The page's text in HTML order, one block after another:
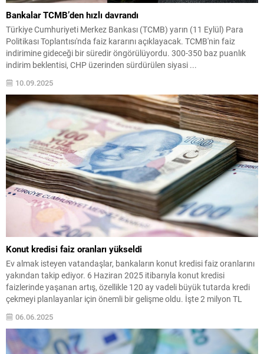
Bankalar TCMB’den hızlı davrandı
Türkiye Cumhuriyeti Merkez Bankası (TCMB) yarın (11 Eylül) Para
Politikası Toplantısı'nda faiz kararını açıklayacak. TCMB'nin faiz
indirimine gideceği bir süredir öngörülüyordu. 300-350 baz puanlık
indirim beklentisi, CHP üzerinden sürdürülen siyasi ...
10.09.2025
Konut kredisi faiz oranları yükseldi
Ev almak isteyen vatandaşlar, bankaların konut kredisi faiz oranlarını
yakından takip ediyor. 6 Haziran 2025 itibarıyla konut kredisi
faizlerinde yaşanan artış, özellikle 120 ay vadeli büyük tutarda kredi
çekmeyi planlayanlar için önemli bir gelişme oldu. İşte 2 milyon TL
konut kredisinin güncel ödeme planı...
06.06.2025